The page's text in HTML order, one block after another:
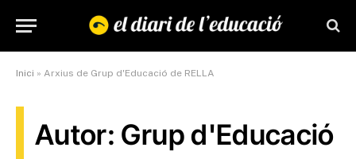
Inici » Arxius de Grup d'Educació de RELLA
Autor: Grup d'Educació